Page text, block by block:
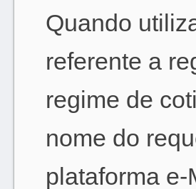
Quando
referente a
regime de
nome do
plataforma